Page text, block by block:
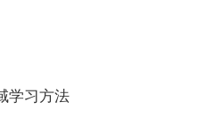
学习方法